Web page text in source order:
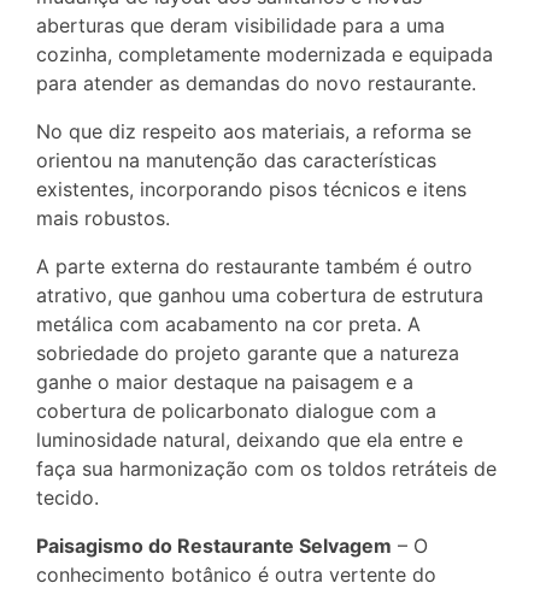
aberturas que deram visibilidade para a uma
cozinha, completamente modernizada e equipada
para atender as demandas do novo restaurante.
No que diz respeito aos materiais, a reforma se
orientou na manutenção das características
existentes, incorporando pisos técnicos e itens
mais robustos.
A parte externa do restaurante também é outro
atrativo, que ganhou uma cobertura de estrutura
metálica com acabamento na cor preta. A
sobriedade do projeto garante que a natureza
ganhe o maior destaque na paisagem e a
cobertura de policarbonato dialogue com a
luminosidade natural, deixando que ela entre e
faça sua harmonização com os toldos retráteis de
tecido.
Paisagismo do Restaurante Selvagem – O
conhecimento botânico é outra vertente do